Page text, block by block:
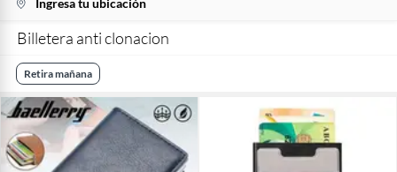
icon
Billetera anti clonacion
Retira mañana